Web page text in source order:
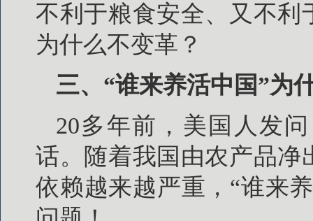
不利于粮食安全、又不利
为什么不变革？
三、“谁来养活中国”为
20多年前，美国人发
话。随着我国由农产品净
依赖越来越严重，“谁来